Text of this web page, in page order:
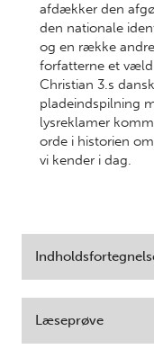
afdækker den
den nationale
og en række
forfatterne et væld
Christian 3.s
pladeindspilning
lysreklamer
orde i historien
vi kender i dag.
Læseprøve